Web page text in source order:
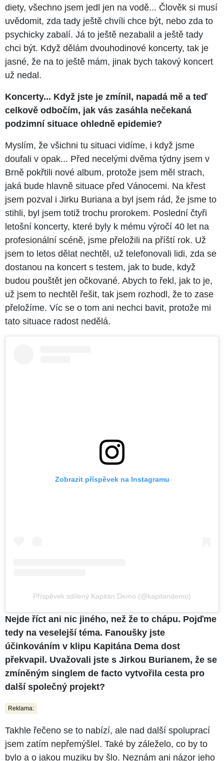
diety, všechno jsem jedl jen na vodě... Člověk si musí
uvědomit, zda tady ještě chvíli chce být, nebo zda to
psychicky zabalí. Já to ještě nezabalil a ještě tady
chci být. Když dělám dvouhodinové koncerty, tak je
jasné, že na to ještě mám, jinak bych takový koncert
už nedal.
Koncerty... Když jste je zmínil, napadá mě a teď
celkově odbočím, jak vás zasáhla nečekaná
podzimní situace ohledně epidemie?
Myslím, že všichni tu situaci vidíme, i když jsme
doufali v opak... Před necelými dvěma týdny jsem v
Brně pokřtili nové album, protože jsem měl strach,
jaká bude hlavně situace před Vánocemi. Na křest
jsem pozval i Jirku Buriana a byl jsem rád, že jsme to
stihli, byl jsem totiž trochu prorokem. Poslední čtyři
letošní koncerty, které byly k mému výročí 40 let na
profesionální scéně, jsme přeložili na příští rok. Už
jsem to letos dělat nechtěl, už telefonovali lidi, zda se
dostanou na koncert s testem, jak to bude, když
budou pouštět jen očkované. Abych to řekl, jak to je,
už jsem to nechtěl řešit, tak jsem rozhodl, že to zase
přeložíme. Víc se o tom ani nechci bavit, protože mi
tato situace radost nedělá.
Zobrazit příspěvek na Instagramu
Příspěvek sdílený Kapitán Demo (@kapitandemo)
Nejde říct ani nic jiného, než že to chápu. Pojďme
tedy na veselejší téma. Fanoušky jste
účinkováním v klipu Kapitána Dema dost
překvapil. Uvažovali jste s Jirkou Burianem, že se
zmíněným singlem de facto vytvořila cesta pro
další společný projekt?
Reklama:
Takhle řečeno se to nabízí, ale nad další spoluprací
jsem zatím nepřemýšlel. Také by záleželo, co by to
bylo a o jakou muziku by šlo. Neznám ani názor jeho